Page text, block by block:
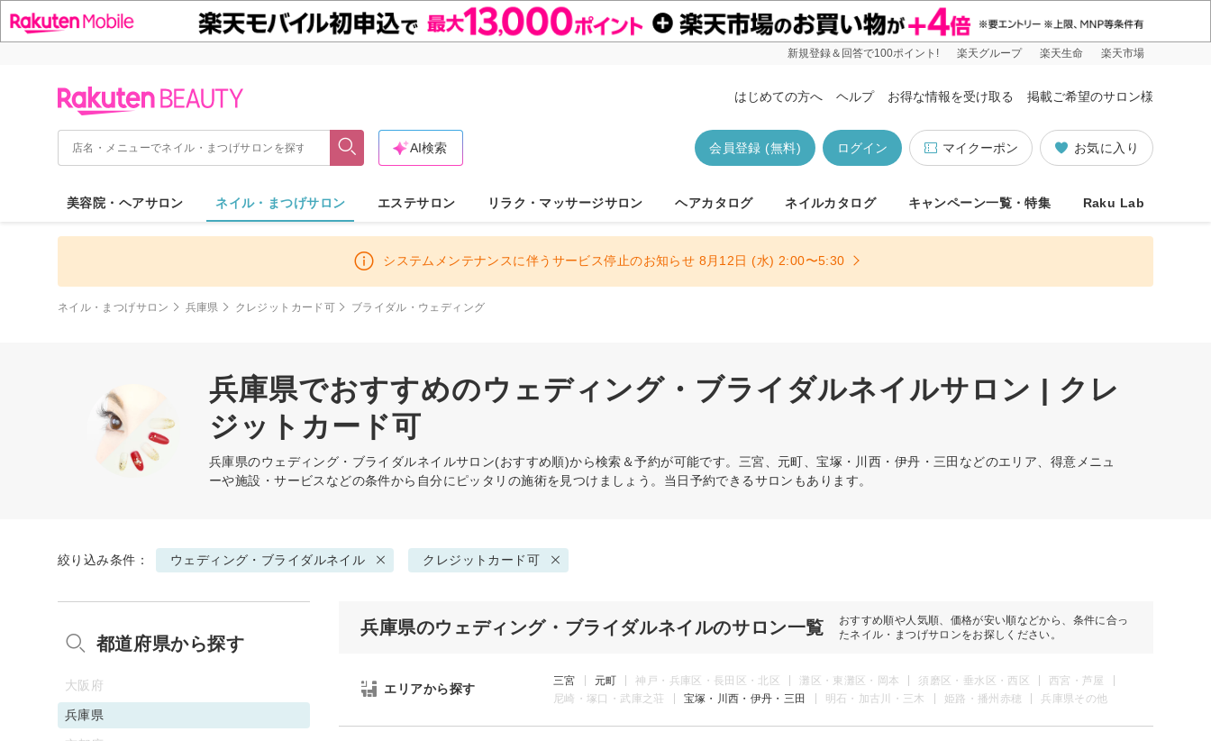
新規登録＆回答で100ポイント! 楽天グループ 楽天生命 楽天市場
はじめての方へ ヘルプ お得な情報を受け取る 掲載ご希望のサロン様
お気に入り
マイクーポン
ログイン
会員登録 (無料)
AI検索
美容院・ヘアサロン ネイル・まつげサロン エステサロン リラク・マッサージサロン ヘアカタログ ネイルカタログ キャンペーン一覧・特集 Raku Lab
システムメンテナンスに伴うサービス停止のお知らせ 8月12日 (水) 2:00〜5:30
ネイル・まつげサロン 兵庫県 クレジットカード可 ブライダル・ウェディング
兵庫県でおすすめのウェディング・ブライダルネイルサロン | クレ
ジットカード可
兵庫県のウェディング・ブライダルネイルサロン(おすすめ順)から検索＆予約が可能です。三宮、元町、宝塚・川西・伊丹・三田などのエリア、得意メニュ
ーや施設・サービスなどの条件から自分にピッタリの施術を見つけましょう。当日予約できるサロンもあります。
絞り込み条件： ウェディング・ブライダルネイル クレジットカード可
兵庫県のウェディング・ブライダルネイルのサロン一覧
おすすめ順や人気順、価格が安い順などから、条件に合っ
たネイル・まつげサロンをお探しください。
エリアから探す
三宮 元町 神戸・兵庫区・長田区・北区 灘区・東灘区・岡本 須磨区・垂水区・西区
西宮・芦屋
尼崎・塚口・武庫之荘
宝塚・川西・伊丹・三田 明石・加古川・三木 姫路・播州赤穂 兵庫県その他
都道府県から探す
大阪府
兵庫県